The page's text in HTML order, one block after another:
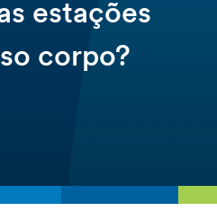
estações
corpo?